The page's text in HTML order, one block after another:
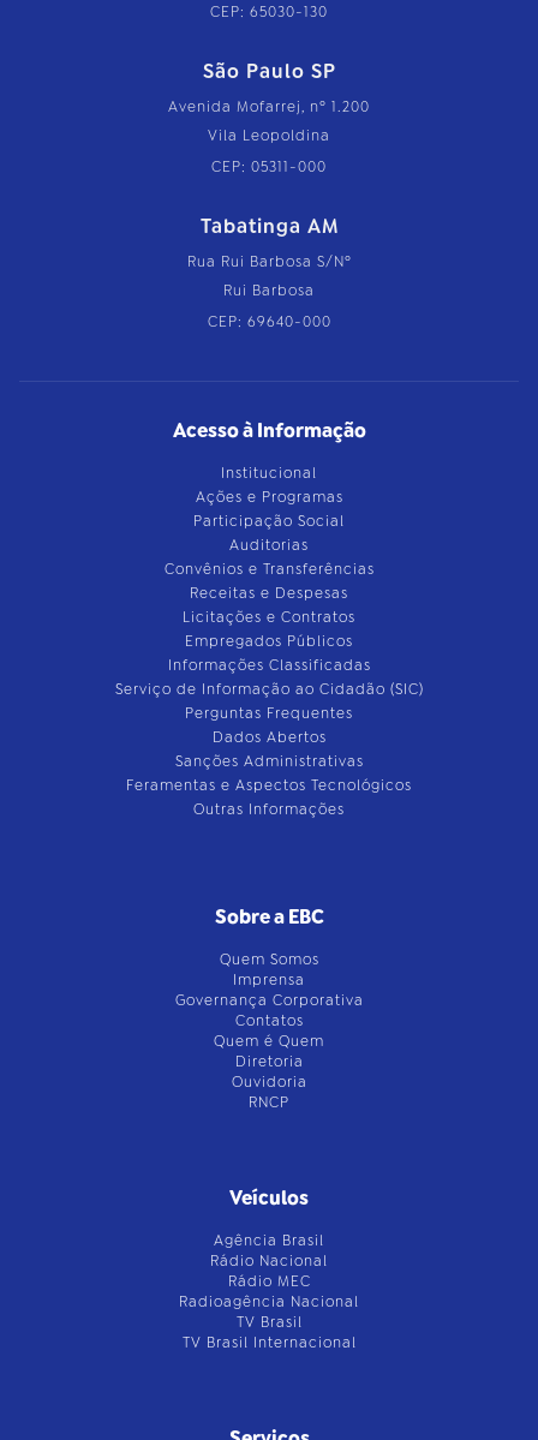
CEP: 65030-130
São Paulo SP
Avenida Mofarrej, nº 1.200
Vila Leopoldina
CEP: 05311-000
Tabatinga AM
Rua Rui Barbosa S/Nº
Rui Barbosa
CEP: 69640-000
Acesso à Informação
Institucional
Ações e Programas
Participação Social
Auditorias
Convênios e Transferências
Receitas e Despesas
Licitações e Contratos
Empregados Públicos
Informações Classificadas
Serviço de Informação ao Cidadão (SIC)
Perguntas Frequentes
Dados Abertos
Sanções Administrativas
Feramentas e Aspectos Tecnológicos
Outras Informações
Sobre a EBC
Quem Somos
Imprensa
Governança Corporativa
Contatos
Quem é Quem
Diretoria
Ouvidoria
RNCP
Veículos
Agência Brasil
Rádio Nacional
Rádio MEC
Radioagência Nacional
TV Brasil
TV Brasil Internacional